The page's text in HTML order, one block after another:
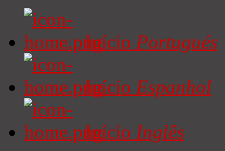
Início Portugués
Início Espanhol
Início Inglês